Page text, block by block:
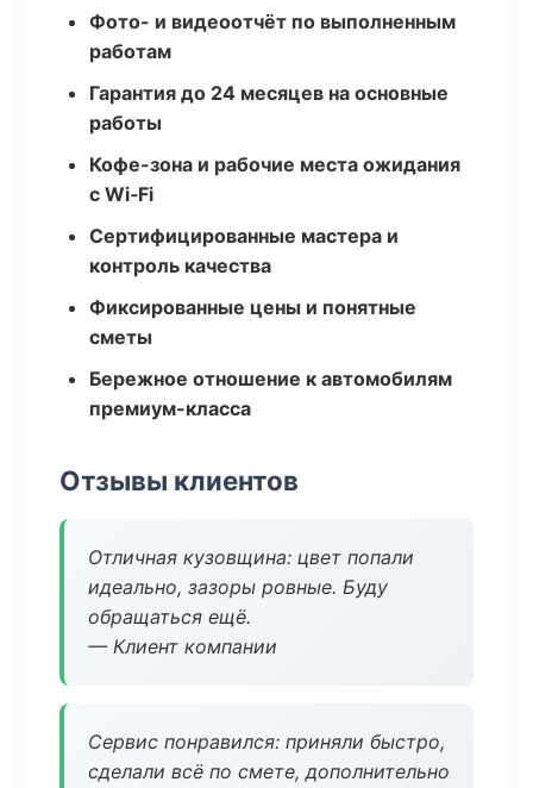
Фото- и видеоотчёт по выполненным
работам
Гарантия до 24 месяцев на основные
работы
Кофе-зона и рабочие места ожидания
с Wi‑Fi
Сертифицированные мастера и
контроль качества
Фиксированные цены и понятные
сметы
Бережное отношение к автомобилям
премиум-класса
Отзывы клиентов
Отличная кузовщина: цвет попали
идеально, зазоры ровные. Буду
обращаться ещё.
— Клиент компании
Сервис понравился: приняли быстро,
сделали всё по смете, дополнительно